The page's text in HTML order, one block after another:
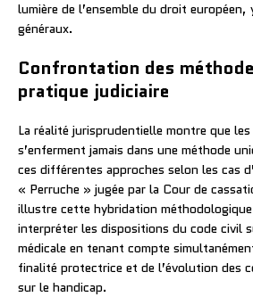
lumière de l’ensemble du droit européen,
généraux.
Confrontation des
pratique judiciaire
La réalité jurisprudentielle montre que
s’enferment jamais dans une méthode
ces différentes approches selon les cas
« Perruche » jugée par la Cour de
illustre cette hybridation
interpréter les dispositions du code civil
médicale en tenant compte
finalité protectrice et de l’évolution des
sur le handicap.